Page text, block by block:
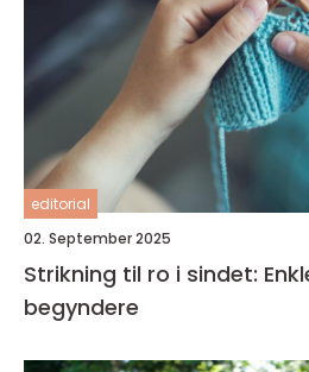
editorial
02. September 2025
Strikning til ro i sindet:
begyndere